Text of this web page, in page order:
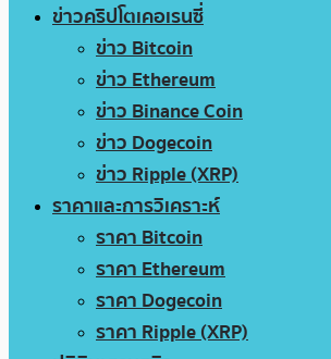
ข่าวคริปโตเคอเรนซี่
ข่าว Bitcoin
ข่าว Ethereum
ข่าว Binance Coin
ข่าว Dogecoin
ข่าว Ripple (XRP)
ราคาและการวิเคราะห์
ราคา Bitcoin
ราคา Ethereum
ราคา Dogecoin
ราคา Ripple (XRP)